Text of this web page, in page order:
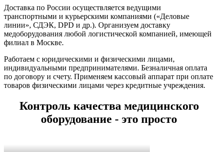
Доставка по России осуществляется ведущими
транспортными и курьерскими компаниями («Деловые
линии», СДЭК, DPD и др.). Организуем доставку
медоборудования любой логистической компанией, имеющей
филиал в Москве.
Работаем с юридическими и физическими лицами,
индивидуальными предпринимателями. Безналичная оплата
по договору и счету. Применяем кассовый аппарат при оплате
товаров физическими лицами через кредитные учреждения.
Контроль качества медицинского
оборудование - это просто